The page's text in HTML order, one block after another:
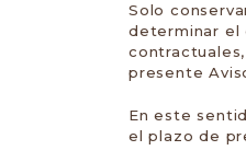
Solo
determinar el
presente
En este
el plazo de